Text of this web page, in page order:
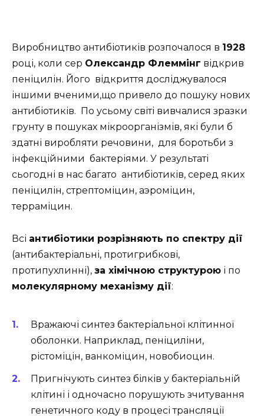
Виробництво антибіотиків розпочалося в 1928
році, коли сер Олександр Флеммінг відкрив
пеніцилін. Його відкриття досліджувалося
іншими вченими,що привело до пошуку нових
антибіотиків. По усьому світі вивчалися зразки
грунту в пошуках мікроорганізмів, які були б
здатні виробляти речовини, для боротьби з
інфекційними бактеріями. У результаті
сьогодні в нас багато антибіотиків, серед яких
пеніцилін, стрептоміцин, аэроміцин,
терраміцин.
Всі антибіотики розрізняють по спектру дії
(антибактеріальні, протигрибкові,
протипухлинні), за хімічною структурою і по
молекулярному механізму дії:
Вражаючі синтез бактеріальної клітинної
оболонки. Наприклад, пеніциліни,
рістоміцін, ванкоміцин, новобиоцин.
Пригнічують синтез білків у бактеріальній
клітині і одночасно порушують зчитування
генетичного коду в процесі трансляції